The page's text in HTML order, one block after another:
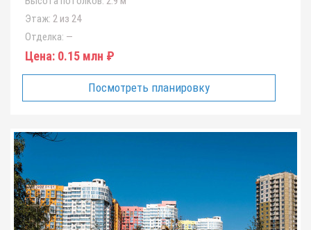
Этаж: 2 из 24
Отделка: —
Цена: 0.15 млн ₽
Посмотреть планировку